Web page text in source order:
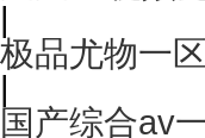
|
极品尤物一
|
国产综合av